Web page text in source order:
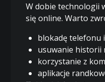
W dobie technologii
się online. Warto
blokadę telefonu i
usuwanie historii
korzystanie z
aplikacje